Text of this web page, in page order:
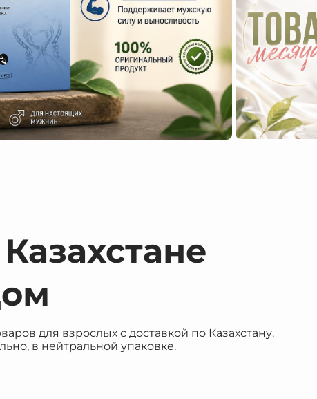
для взрослых с доставкой по Казахстану.
в нейтральной упаковке.